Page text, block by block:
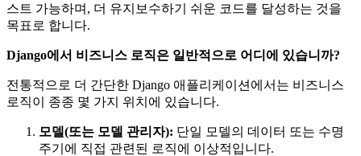
스트 가능하며, 더 유지보수하기 쉬운 코드를 달성하는 것을
목표로 합니다.
Django에서 비즈니스 로직은 일반적으로 어디에 있습니까?
전통적으로 더 간단한 Django 애플리케이션에서는 비즈니스
로직이 종종 몇 가지 위치에 있습니다.
모델(또는 모델 관리자): 단일 모델의 데이터 또는 수명
주기에 직접 관련된 로직에 이상적입니다.